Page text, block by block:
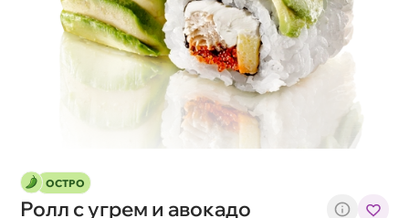
ОСТРО
Ролл с угрем и авокадо